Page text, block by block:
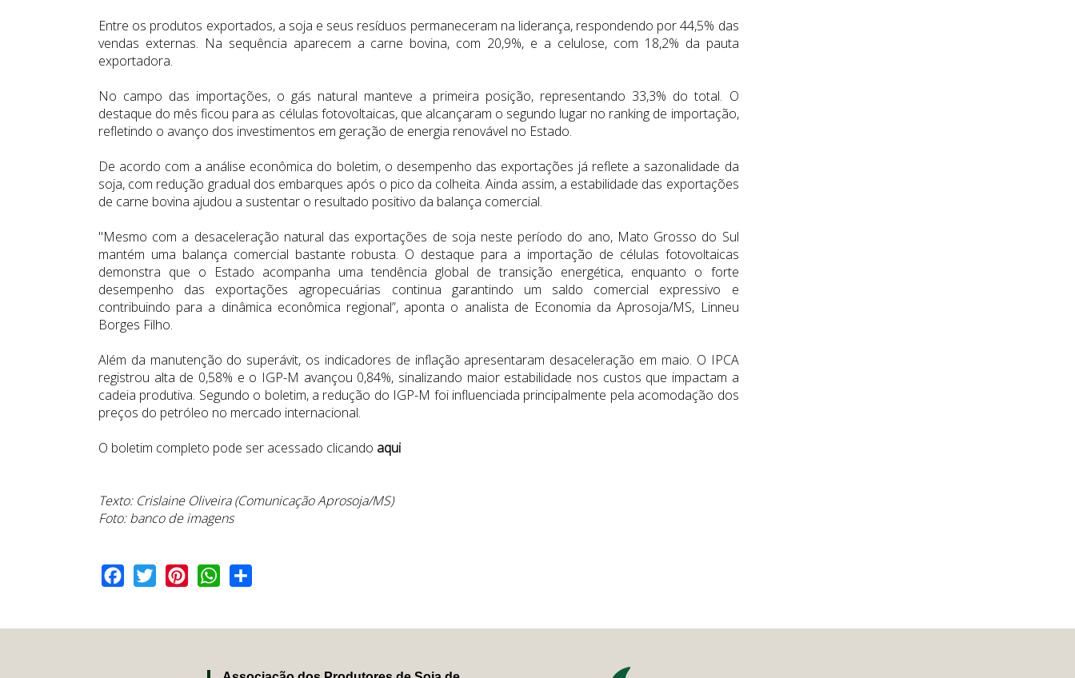
Entre os produtos exportados, a soja e seus resíduos permaneceram na liderança, respondendo por 44,5% das
vendas externas. Na sequência aparecem a carne bovina, com 20,9%, e a celulose, com 18,2% da pauta
exportadora.
No campo das importações, o gás natural manteve a primeira posição, representando 33,3% do total. O
destaque do mês ficou para as células fotovoltaicas, que alcançaram o segundo lugar no ranking de importação,
refletindo o avanço dos investimentos em geração de energia renovável no Estado.
De acordo com a análise econômica do boletim, o desempenho das exportações já reflete a sazonalidade da
soja, com redução gradual dos embarques após o pico da colheita. Ainda assim, a estabilidade das exportações
de carne bovina ajudou a sustentar o resultado positivo da balança comercial.
"Mesmo com a desaceleração natural das exportações de soja neste período do ano, Mato Grosso do Sul
mantém uma balança comercial bastante robusta. O destaque para a importação de células fotovoltaicas
demonstra que o Estado acompanha uma tendência global de transição energética, enquanto o forte
desempenho das exportações agropecuárias continua garantindo um saldo comercial expressivo e
contribuindo para a dinâmica econômica regional”, aponta o analista de Economia da Aprosoja/MS, Linneu
Borges Filho.
Além da manutenção do superávit, os indicadores de inflação apresentaram desaceleração em maio. O IPCA
registrou alta de 0,58% e o IGP-M avançou 0,84%, sinalizando maior estabilidade nos custos que impactam a
cadeia produtiva. Segundo o boletim, a redução do IGP-M foi influenciada principalmente pela acomodação dos
preços do petróleo no mercado internacional.
O boletim completo pode ser acessado clicando aqui
Texto: Crislaine Oliveira (Comunicação Aprosoja/MS)
Foto: banco de imagens
Facebook
Twitter PinterestWhatsApp